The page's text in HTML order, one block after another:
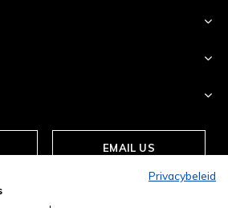
EMAIL US
Privacybeleid